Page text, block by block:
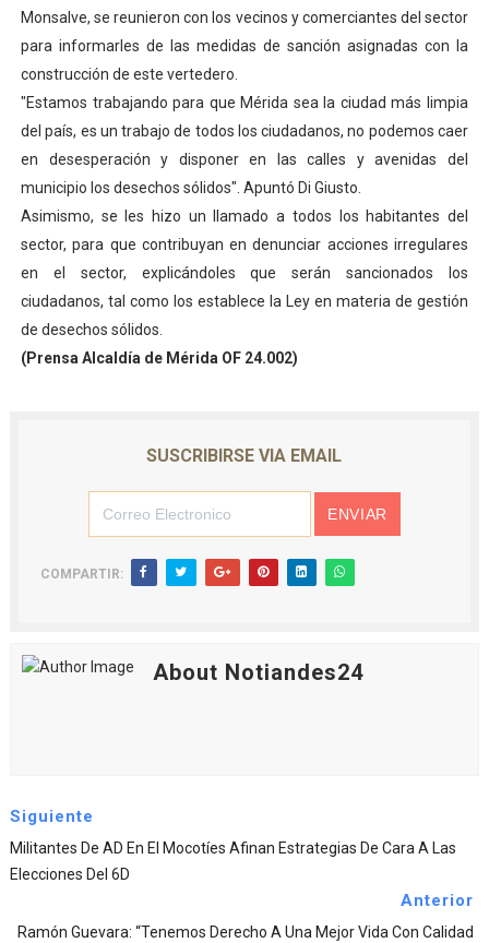
Fundecem inició con éxito el taller vacacional de
El Lactario del Iahula celebra la Semana Mundial de la
Plan Vacacional "Venezuela Ríe 2026" brinda
Inicia el plan vacacional Venezuela Renace en el
Monsalve, se reunieron con los vecinos y comerciantes del sector
para informarles de las medidas de sanción asignadas con la
construcción de este vertedero.
"Estamos trabajando para que Mérida sea la ciudad más limpia
del país, es un trabajo de todos los ciudadanos, no podemos caer
en desesperación y disponer en las calles y avenidas del
municipio los desechos sólidos". Apuntó Di Giusto.
Asimismo, se les hizo un llamado a todos los habitantes del
sector, para que contribuyan en denunciar acciones irregulares
en el sector, explicándoles que serán sancionados los
ciudadanos, tal como los establece la Ley en materia de gestión
de desechos sólidos.
(Prensa Alcaldía de Mérida OF 24.002)
SUSCRIBIRSE VIA EMAIL
COMPARTIR:
About Notiandes24
Siguiente
Militantes De AD En El Mocotíes Afinan Estrategias De Cara A Las
Elecciones Del 6D
Anterior
Ramón Guevara: “Tenemos Derecho A Una Mejor Vida Con Calidad